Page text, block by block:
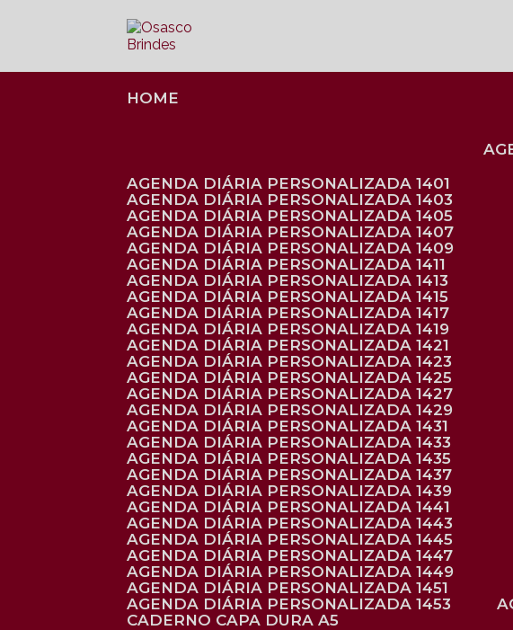
HOME
AGENDA DIÁRIA PERSONALIZADA 1401
AGENDA DIÁRIA PERSONALIZADA 1403
AGENDA DIÁRIA PERSONALIZADA 1405
AGENDA DIÁRIA PERSONALIZADA 1407
AGENDA DIÁRIA PERSONALIZADA 1409
AGENDA DIÁRIA PERSONALIZADA 1411
AGENDA DIÁRIA PERSONALIZADA 1413
AGENDA DIÁRIA PERSONALIZADA 1415
AGENDA DIÁRIA PERSONALIZADA 1417
AGENDA DIÁRIA PERSONALIZADA 1419
AGENDA DIÁRIA PERSONALIZADA 1421
AGENDA DIÁRIA PERSONALIZADA 1423
AGENDA DIÁRIA PERSONALIZADA 1425
AGENDA DIÁRIA PERSONALIZADA 1427
AGENDA DIÁRIA PERSONALIZADA 1429
AGENDA DIÁRIA PERSONALIZADA 1431
AGENDA DIÁRIA PERSONALIZADA 1433
AGENDA DIÁRIA PERSONALIZADA 1435
AGENDA DIÁRIA PERSONALIZADA 1437
AGENDA DIÁRIA PERSONALIZADA 1439
AGENDA DIÁRIA PERSONALIZADA 1441
AGENDA DIÁRIA PERSONALIZADA 1443
AGENDA DIÁRIA PERSONALIZADA 1445
AGENDA DIÁRIA PERSONALIZADA 1447
AGENDA DIÁRIA PERSONALIZADA 1449
AGENDA DIÁRIA PERSONALIZADA 1451
AGENDA DIÁRIA PERSONALIZADA 1453
CADERNO CAPA DURA A5